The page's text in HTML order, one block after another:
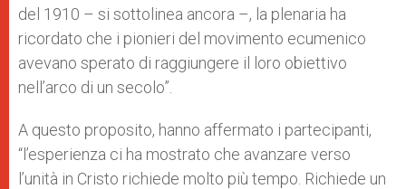
del 1910 – si sottolinea ancora –, la plenaria ha
ricordato che i pionieri del movimento ecumenico
avevano sperato di raggiungere il loro obiettivo
nell’arco di un secolo”.
A questo proposito, hanno affermato i partecipanti,
“l’esperienza ci ha mostrato che avanzare verso
l’unità in Cristo richiede molto più tempo. Richiede un